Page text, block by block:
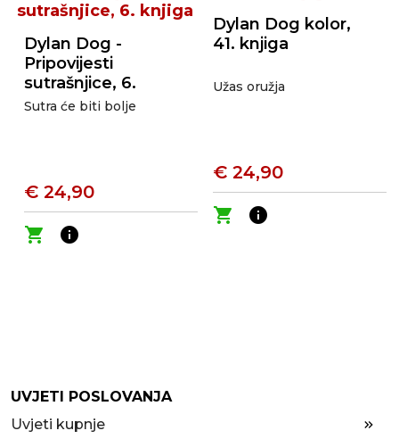
Dylan Dog -
Pripovijesti
sutrašnjice, 6.
knjiga
Sutra će biti bolje
€ 24,90
shopping_cart
info
Dylan Dog kolor,
41. knjiga
Užas oružja
€ 24,90
shopping_cart
info
UVJETI POSLOVANJA
Uvjeti kupnje